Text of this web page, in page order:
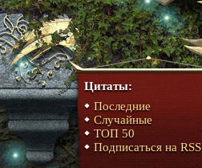
Цитаты:
Последние
Случайные
ТОП 50
Подписаться на RSS